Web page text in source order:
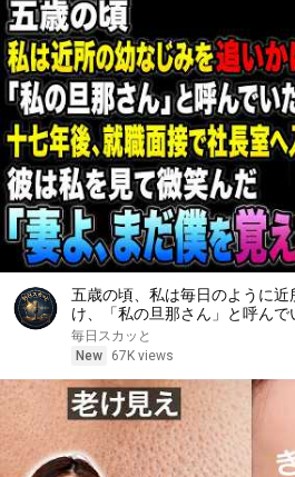
五歳の頃、私は毎日のように
け、「私の旦那さん」と呼んで
面接で社長室へ入ると、彼は私
よ、まだ僕を覚えているか？
毎日スカッと
New
67K views